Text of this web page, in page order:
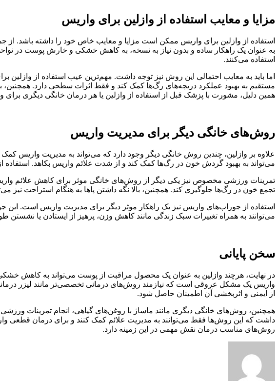
مزایا و معایب استفاده از وازلین برای واریس
استفاده از وازلین برای واریس ممکن است مزایا و معایب خاص خود را داشته باشد. از
به عنوان یک راهکار ساده و بدون نیاز به نسخه، به کاهش خشکی و خارش پوست در
استفاده می‌کنند.
اما باید به معایب احتمالی این روش نیز توجه داشت. مهم‌ترین عیب استفاده از
مستقیم به بهبود عملکرد دریچه‌های رگ‌ها کمک کند و فقط اثرات سطحی دارد.
همین دلیل، مشورت با پزشک قبل از استفاده از وازلین یا هر درمان خانگی دیگری برای
روش‌های خانگی دیگر برای مدیریت واریس
علاوه بر وازلین، چندین روش خانگی دیگر وجود دارد که می‌تواند به مدیریت واریس
می‌تواند به بهبود گردش خون در رگ‌ها کمک کند و از شدت علائم واریس بکاهد.
تمرینات ورزشی مخصوص نیز یکی دیگر از روش‌های خانگی موثر برای کاهش علائم واریس
تجمع خون در رگ‌ها جلوگیری کند. همچنین، بالا نگه داشتن پاها به هنگام استراحت نیز
استفاده از جوراب‌های واریس نیز یک راهکار موثر دیگر برای مدیریت واریس است. این
می‌توانند به همراه تغییرات سبک زندگی مانند کاهش وزن، پرهیز از ایستادن یا
سخن پایانی
در نهایت، هرچند وازلین به عنوان یک محصول مراقبت از پوست می‌تواند به کاهش
واریس یک مشکل عروقی است که نیازمند روش‌های درمانی تخصصی‌تر مانند لیزر درمانی
از ایمنی و اثربخشی آن اطمینان حاصل شود.
همچنین، روش‌های خانگی دیگری مانند ماساژ با روغن‌های گیاهی، انجام تمرینات
داشت که این روش‌ها فقط می‌توانند به مدیریت علائم کمک کنند و برای درمان قطعی
روش‌های مناسب درمان نقش مهمی در این زمینه دارد.